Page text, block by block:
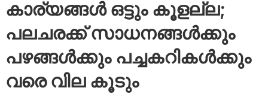
കാര്യങ്ങൾ ഒട്ടും കൂളല്ല;
പലചരക്ക് സാധനങ്ങൾക്കും
പഴങ്ങൾക്കും പച്ചകറികൾക്കും
വരെ വില കൂടും